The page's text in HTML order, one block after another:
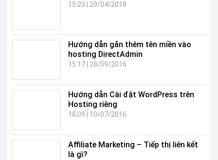
15:23 29/04/2018
Hướng dẫn gắn thêm tên miền vào
hosting DirectAdmin
15:17| 28/09/2016
Hướng dẫn Cài đặt WordPress trên
Hosting riêng
18:09 10/07/2016
Affiliate Marketing – Tiếp thị liên kết
là gì?